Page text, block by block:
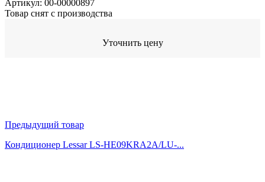
Артикул: 00-00000897
Товар снят с производства
Уточнить цену
Предыдущий товар
Кондиционер Lessar LS-HE09KRA2A/LU-...